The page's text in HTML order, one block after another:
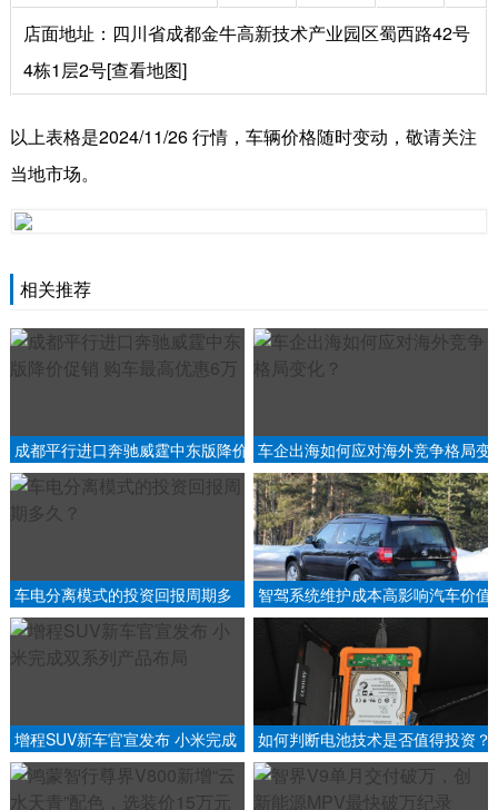
店面地址：四川省成都金牛高新技术产业园区蜀西路42号
4栋1层2号[查看地图]
以上表格是2024/11/26 行情，车辆价格随时变动，敬请关注
当地市场。
相关推荐
成都平行进口奔驰威霆中东版降价
促销 购车最高优惠6万
车企出海如何应对海外竞争格局变
化？
车电分离模式的投资回报周期多
久？
智驾系统维护成本高影响汽车价值
吗？
增程SUV新车官宣发布 小米完成
双系列产品布局
如何判断电池技术是否值得投资？